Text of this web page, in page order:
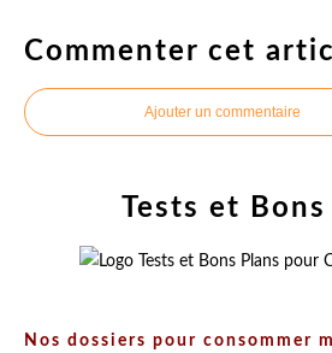
Commenter cet
Ajouter un commentaire
Tests et
Nos dossiers pour consommer